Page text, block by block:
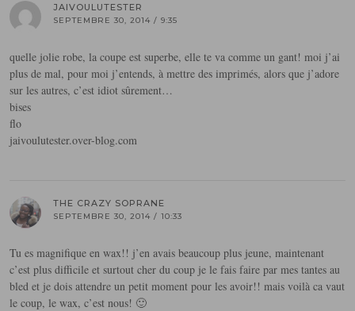
JAIVOULUTESTER
SEPTEMBRE 30, 2014 / 9:35
quelle jolie robe, la coupe est superbe, elle te va comme un gant! moi j’ai
plus de mal, pour moi j’entends, à mettre des imprimés, alors que j’adore
sur les autres, c’est idiot sûrement…
bises
flo
jaivoulutester.over-blog.com
THE CRAZY SOPRANE
SEPTEMBRE 30, 2014 / 10:33
Tu es magnifique en wax!! j’en avais beaucoup plus jeune, maintenant
c’est plus difficile et surtout cher du coup je le fais faire par mes tantes au
bled et je dois attendre un petit moment pour les avoir!! mais voilà ca vaut
le coup, le wax, c’est nous! 🙂